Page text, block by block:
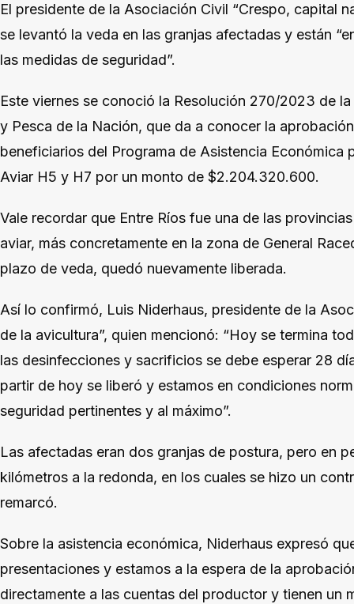
El presidente de la Asociación Civil “Crespo, capital
se levantó la veda en las granjas afectadas y están
las medidas de seguridad”.
Este viernes se conoció la Resolución 270/2023 de
y Pesca de la Nación, que da a conocer la
beneficiarios del Programa de Asistencia Económica
Aviar H5 y H7 por un monto de $2.204.320.600.
Vale recordar que Entre Ríos fue una de las
aviar, más concretamente en la zona de General
plazo de veda, quedó nuevamente liberada.
Así lo confirmó, Luis Niderhaus, presidente de la
de la avicultura”, quien mencionó: “Hoy se termina
las desinfecciones y sacrificios se debe esperar 28
partir de hoy se liberó y estamos en condiciones
seguridad pertinentes y al máximo”.
Las afectadas eran dos granjas de postura, pero en
kilómetros a la redonda, en los cuales se hizo un
remarcó.
Sobre la asistencia económica, Niderhaus expresó
presentaciones y estamos a la espera de la
directamente a las cuentas del productor y tienen un